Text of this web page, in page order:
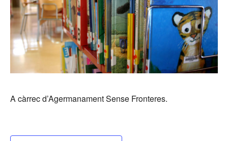
A càrrec d’Agermanament Sense Fronteres.